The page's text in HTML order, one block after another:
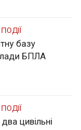
ПОДІЇ
базу
БПЛА
ПОДІЇ
цивільні